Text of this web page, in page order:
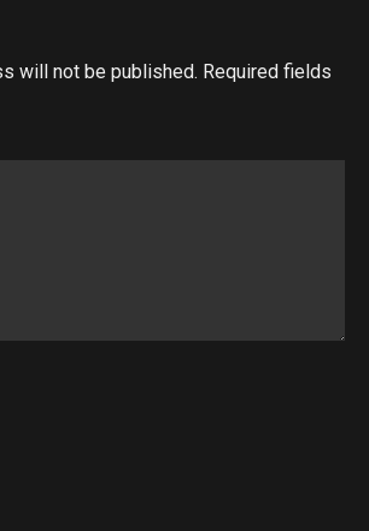
will not be published. Required fields